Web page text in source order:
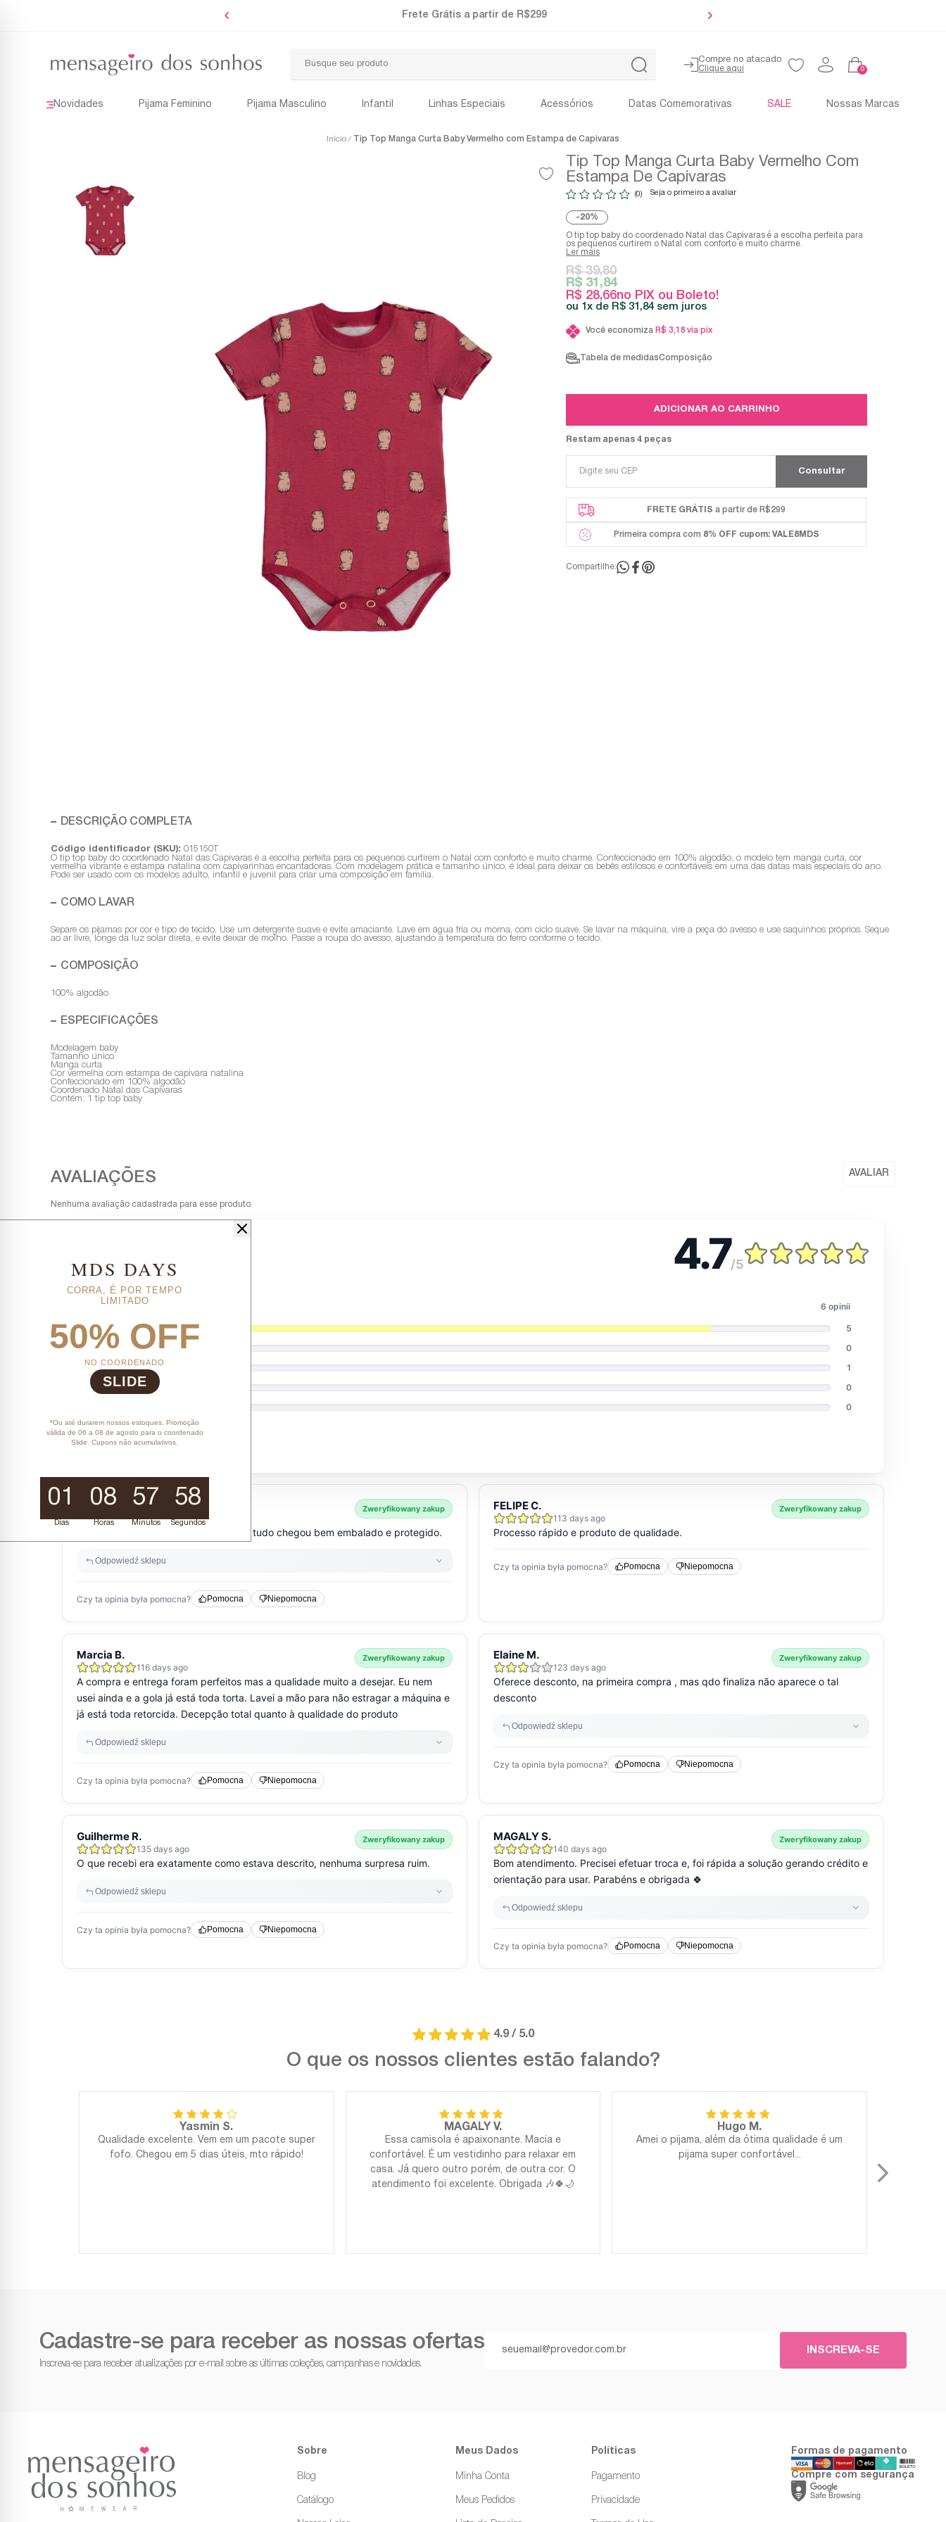
Frete Grátis a partir de R$299
Compre no atacado
0
Novidades Pijama Feminino Pijama Masculino Infantil Linhas Especiais Acessórios Datas Comemorativas SALE Nossas Marcas
Início Tip Top Manga Curta Baby Vermelho com Estampa de Capivaras
Tip Top Manga Curta Baby Vermelho Com
Estampa De Capivaras
(0) Seja o primeiro a avaliar
20%
O tip top baby do coordenado Natal das Capivaras é a escolha perfeita para
os pequenos curtirem o Natal com conforto e muito charme.
Ler mais
R$ 28,66no PIX ou Boleto!
R$ 39,80
R$ 31,84
1x R$ 31,84 sem juros
Você economiza R$ 3,18 via pix
Tabela de medidasComposição
ADICIONAR AO CARRINHO
Restam apenas 4 peças
FRETE GRÁTIS a partir de R$299
Primeira compra com 8% OFF cupom: VALE8MDS
Compartilhe:
DESCRIÇÃO COMPLETA
Código identificador (SKU): 015150T
O tip top baby do coordenado Natal das Capivaras é a escolha perfeita para os pequenos curtirem o Natal com conforto e muito charme. Confeccionado em 100% algodão, o modelo tem manga curta, cor
vermelha vibrante e estampa natalina com capivarinhas encantadoras. Com modelagem prática e tamanho único, é ideal para deixar os bebês estilosos e confortáveis em uma das datas mais especiais do ano.
Pode ser usado com os modelos adulto, infantil e juvenil para criar uma composição em família.
COMO LAVAR
Separe os pijamas por cor e tipo de tecido. Use um detergente suave e evite amaciante. Lave em água fria ou morna, com ciclo suave. Se lavar na máquina, vire a peça do avesso e use saquinhos próprios. Seque
ao ar livre, longe da luz solar direta, e evite deixar de molho. Passe a roupa do avesso, ajustando a temperatura do ferro conforme o tecido.
COMPOSIÇÃO
100% algodão
ESPECIFICAÇÕES
Modelagem baby
Tamanho único
Manga curta
Cor vermelha com estampa de capivara natalina
Confeccionado em 100% algodão
Coordenado Natal das Capivaras
Contém: 1 tip top baby
Nenhuma avaliação cadastrada para esse produto.
4.9 / 5.0
O que os nossos clientes estão falando?
Yasmin S.
Qualidade excelente. Vem em um pacote super
fofo. Chegou em 5 dias úteis, mto rápido!
MAGALY V.
Essa camisola é apaixonante. Macia e
confortável. É um vestidinho para relaxar em
casa. Já quero outro porém, de outra cor. O
atendimento foi excelente. Obrigada 🎶🍀🌙
Hugo M.
Amei o pijama, além da ótima qualidade é um
pijama super confortável...
Cadastre-se para receber as nossas ofertas
Inscreva-se para receber atualizações por e-mail sobre as últimas coleções, campanhas e novidades.
INSCREVA-SE
Sobre
Blog
Catálogo
Meus Dados
Minha Conta
Meus Pedidos
Políticas
Pagamento
Privacidade
Formas de pagamento
Compre com segurança
MDS DAYS
CORRA, É POR TEMPO
LIMITADO
50% OFF
NO COORDENADO
SLIDE
*Ou até durarem nossos estoques. Promoção
válida de 06 a 08 de agosto para o coordenado
Slide. Cupons não acumulativos.
01
Dias
08
Horas
57
Minutos
57
Segundos